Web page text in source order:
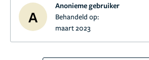
A
Anonieme gebruiker
Behandeld op:
maart 2023